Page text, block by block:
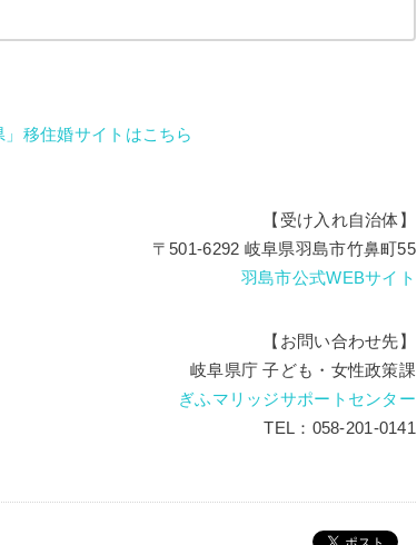
」移住婚サイトはこちら
【受け入れ自治体】
〒501-6292 岐阜県羽島市竹鼻町55
羽島市公式WEBサイト
【お問い合わせ先】
岐阜県庁 子ども・女性政策課
ぎふマリッジサポートセンター
TEL：058-201-0141